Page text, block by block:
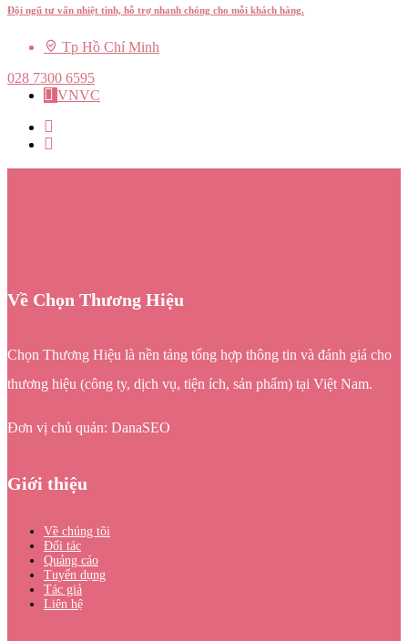
Đội ngũ tư vấn nhiệt tình, hỗ trợ nhanh chóng cho mỗi khách hàng.
Tp Hồ Chí Minh
028 7300 6595
VNVC
Về Chọn Thương Hiệu
Chọn Thương Hiệu là nền tảng tổng hợp thông tin và đánh giá cho
thương hiệu (công ty, dịch vụ, tiện ích, sản phẩm) tại Việt Nam.
Đơn vị chủ quản: DanaSEO
Giới thiệu
Về chúng tôi
Đối tác
Quảng cáo
Tuyển dụng
Tác giả
Liên hệ